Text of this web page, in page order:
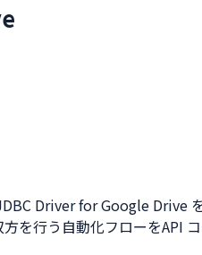
Driver for Google Drive
を行う自動化フローをAPI